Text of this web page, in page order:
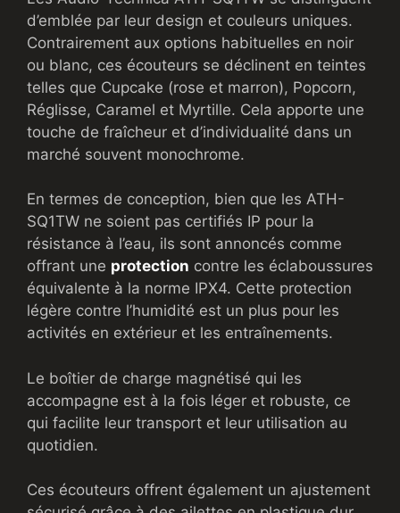
d’emblée par leur design et couleurs uniques.
Contrairement aux options habituelles en noir
ou blanc, ces écouteurs se déclinent en teintes
telles que Cupcake (rose et marron), Popcorn,
Réglisse, Caramel et Myrtille. Cela apporte une
touche de fraîcheur et d’individualité dans un
marché souvent monochrome.
En termes de conception, bien que les ATH-
SQ1TW ne soient pas certifiés IP pour la
résistance à l’eau, ils sont annoncés comme
offrant une protection contre les éclaboussures
équivalente à la norme IPX4. Cette protection
légère contre l’humidité est un plus pour les
activités en extérieur et les entraînements.
Le boîtier de charge magnétisé qui les
accompagne est à la fois léger et robuste, ce
qui facilite leur transport et leur utilisation au
quotidien.
Ces écouteurs offrent également un ajustement